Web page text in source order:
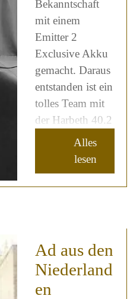
Bekanntschaft
mit einem
Emitter 2
Exclusive Akku
gemacht. Daraus
entstanden ist ein
tolles Team mit
der Harbeth 40.2
Alles
lesen
Ad aus den
Niederland
en